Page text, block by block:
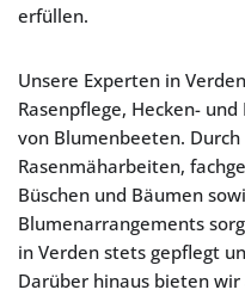
erfüllen.
Unsere Experten in
Rasenpflege, Hecken-
von Blumenbeeten.
Rasenmäharbeiten,
Büschen und Bäumen
Blumenarrangements
in Verden stets gepflegt
Darüber hinaus bieten